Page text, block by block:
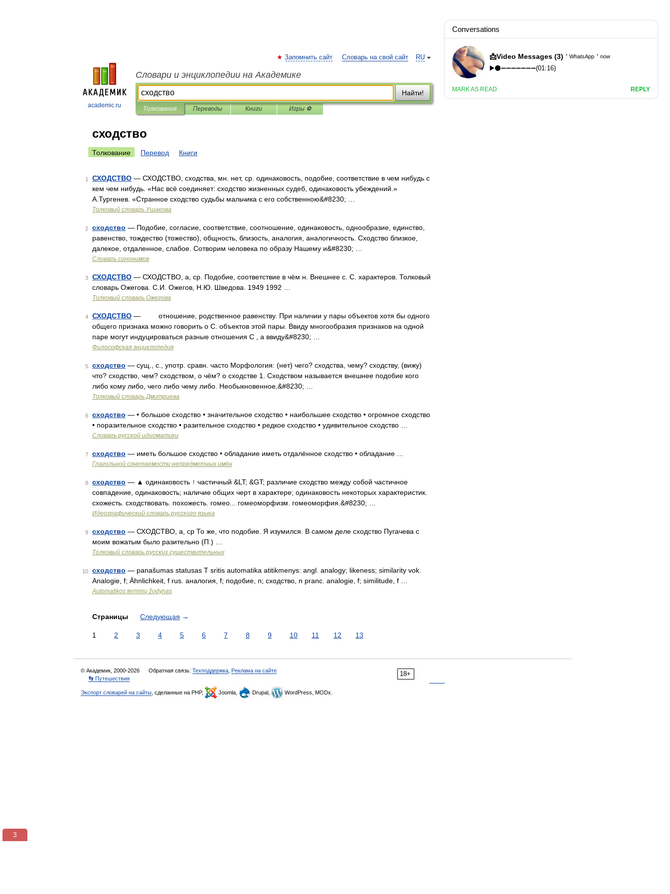
academic.ru
RU
Запомнить сайт Словарь на свой сайт
Словари и энциклопедии на Академике
Найти!
Толкования Переводы Книги Игры ⚽
сходство
Толкование Перевод Книги
1 СХОДСТВО — СХОДСТВО, сходства, мн. нет, ср. одинаковость, подобие, соответствие в чем нибудь с
кем чем нибудь. «Нас всё соединяет: сходство жизненных судеб, одинаковость убеждений.»
А.Тургенев. «Странное сходство судьбы мальчика с его собственною&#8230; …
Толковый словарь Ушакова
2 сходство — Подобие, согласие, соответствие, соотношение, одинаковость, однообразие, единство,
равенство, тождество (тожество), общность, близость, аналогия, аналогичность. Сходство близкое,
далекое, отдаленное, слабое. Сотворим человека по образу Нашему и&#8230; …
Словарь синонимов
3 СХОДСТВО — СХОДСТВО, а, ср. Подобие, соответствие в чём н. Внешнее с. С. характеров. Толковый
словарь Ожегова. С.И. Ожегов, Н.Ю. Шведова. 1949 1992 …
Толковый словарь Ожегова
4 СХОДСТВО — отношение, родственное равенству. При наличии у пары объектов хотя бы одного
общего признака можно говорить о С. объектов этой пары. Ввиду многообразия признаков на одной
паре могут индуцироваться разные отношения С , а ввиду&#8230; …
Философская энциклопедия
5 сходство — сущ., с., употр. сравн. часто Морфология: (нет) чего? сходства, чему? сходству, (вижу)
что? сходство, чем? сходством, о чём? о сходстве 1. Сходством называется внешнее подобие кого
либо кому либо, чего либо чему либо. Необыкновенное,&#8230; …
Толковый словарь Дмитриева
6 сходство — • большое сходство • значительное сходство • наибольшее сходство • огромное сходство
• поразительное сходство • разительное сходство • редкое сходство • удивительное сходство …
Словарь русской идиоматики
7 сходство — иметь большое сходство • обладание иметь отдалённое сходство • обладание …
Глагольной сочетаемости непредметных имён
8 сходство — ▲ одинаковость ↑ частичный &LT; &GT; различие сходство между собой частичное
совпадение, одинаковость; наличие общих черт в характере; одинаковость некоторых характеристик.
схожесть. сходствовать. похожесть. гомео... гомеоморфизм. гомеоморфия.&#8230; …
Идеографический словарь русского языка
9 сходство — СХОДСТВО, а, ср То же, что подобие. Я изумился. В самом деле сходство Пугачева с
моим вожатым было разительно (П.) …
Толковый словарь русских существительных
10 сходство — panašumas statusas T sritis automatika atitikmenys: angl. analogy; likeness; similarity vok.
Analogie, f; Ähnlichkeit, f rus. аналогия, f; подобие, n; сходство, n pranc. analogie, f; similitude, f …
Automatikos terminų žodynas
Страницы Следующая →
1 2 3 4 5 6 7 8 9 10 11 12 13
18+
© Академик, 2000-2026 Обратная связь: Техподдержка Реклама на сайте
👣 Путешествия
Экспорт словарей на сайты , сделанные на PHP, Joomla, Drupal, WordPress, MODx.
3